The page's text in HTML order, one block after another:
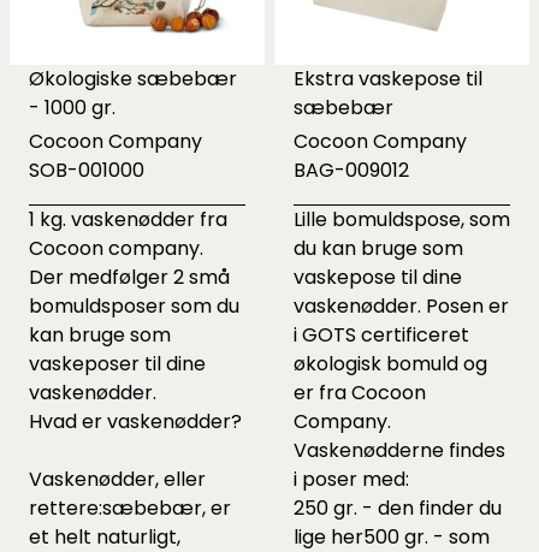
Økologiske sæbebær
- 1000 gr.
Cocoon Company
SOB-001000
1 kg. vaskenødder fra
Cocoon company.
Der medfølger 2 små
bomuldsposer som du
kan bruge som
vaskeposer til dine
vaskenødder.
Hvad er vaskenødder?
Vaskenødder, eller
rettere:sæbebær, er
et helt naturligt,
Ekstra vaskepose til
sæbebær
Cocoon Company
BAG-009012
Lille bomuldspose, som
du kan bruge som
vaskepose til dine
vaskenødder. Posen er
i GOTS certificeret
økologisk bomuld og
er fra Cocoon
Company.
Vaskenødderne findes
i poser med:
250 gr. - den finder du
lige her500 gr. - som